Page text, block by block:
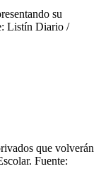
su
Listín Diario /
que volverán
Fuente: